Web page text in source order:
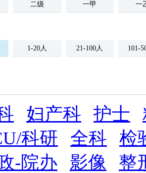
二级 一甲 一
1-20人 21-100人 101-
住房公积金 企业
加班补助 全薪病假 股票
工龄奖 带薪年假 年终
妇产科 护士
科研 全科
检
-院办
影像
整